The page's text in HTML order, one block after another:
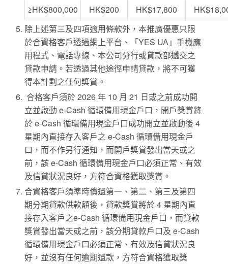
≥HK$800,000 HK$200 HK$17,800
除上述第三及四項適用條款外，本推廣優惠只限
於合資格客戶透過網上平台、「YES UA」手機應
用程式、電話專線、本公司分行或貸款部遞交之
貸款申請。若透過其他途徑申請貸款，將不可獲
得本計劃之任何獎賞。
合格客戶須於 2026 年 10 月 21 日或之前成功開
立並啟動 e-Cash 循環備用現金戶口，開戶獎賞將
於 e-Cash 循環備用現金戶口成功開立並啟動後 4
星期內直接存入客戶之 e-Cash 循環備用現金戶
口，而不作另行通知，而開戶獎賞發出當天或之
前，該 e-Cash 循環備用現金戶口必須正常、有效
及信貸狀況良好，方符合資格獲取獎賞。
合資格客戶須準時償還第一、第二、第三及第四
期分期貸款供款額後，貸款獎賞將於 4 星期內直
接存入客戶之e-Cash 循環備用現金戶口，而貸款
獎賞發出當天或之前，該分期貸款戶口及 e-Cash
循環備用現金戶口必須正常、有效及信貸狀況良
好，並沒有任何逾期還款，方符合資格獲取獎